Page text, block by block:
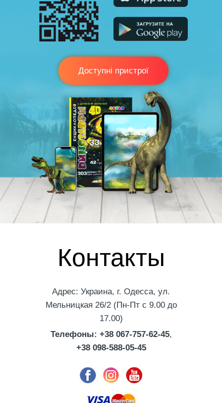
Доступні пристрої
Контакты
Адрес: Украина, г. Одесса, ул.
Мельницкая 26/2 (Пн-Пт с 9.00 до
17.00)
Телефоны: +38 067-757-62-45,
+38 098-588-05-45